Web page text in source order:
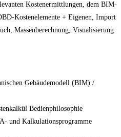
Kostenermittlungen, dem BIM-
Kostenelemente + Eigenen, Import
Massenberechnung, Visualisierung
Gebäudemodell (BIM) /
Bedienphilosophie
und Kalkulationsprogramme